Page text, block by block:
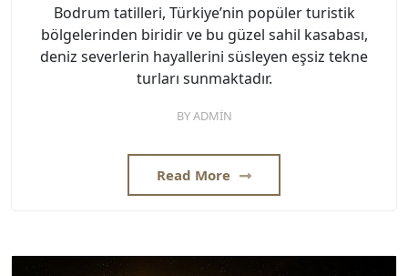
Bodrum tatilleri, Türkiye’nin popüler turistik
bölgelerinden biridir ve bu güzel sahil kasabası,
deniz severlerin hayallerini süsleyen eşsiz tekne
turları sunmaktadır.
BYADMIN
Read More